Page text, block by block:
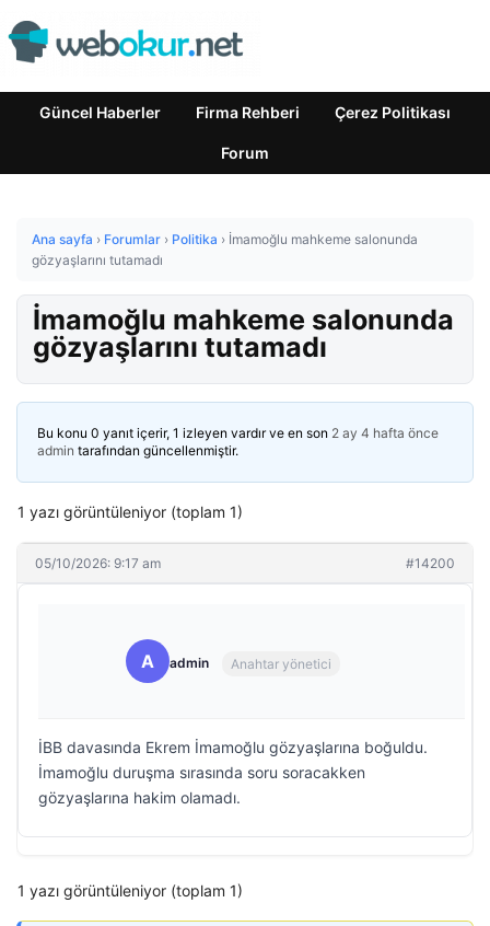
Güncel Haberler Firma Rehberi Çerez Politikası
Forum
Ana sayfa › Forumlar › Politika › İmamoğlu mahkeme salonunda
gözyaşlarını tutamadı
İmamoğlu mahkeme salonunda
gözyaşlarını tutamadı
Bu konu 0 yanıt içerir, 1 izleyen vardır ve en son 2 ay 4 hafta önce
admin tarafından güncellenmiştir.
1 yazı görüntüleniyor (toplam 1)
05/10/2026: 9:17 am #14200
A admin Anahtar yönetici
İBB davasında Ekrem İmamoğlu gözyaşlarına boğuldu.
İmamoğlu duruşma sırasında soru soracakken
gözyaşlarına hakim olamadı.
1 yazı görüntüleniyor (toplam 1)